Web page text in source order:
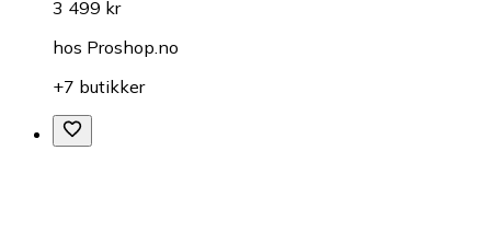
3 499 kr
hos Proshop.no
+7 butikker